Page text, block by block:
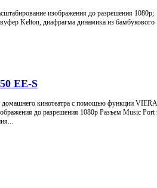
изображения до разрешения 1080p;
Kelton, диафрагма динамика из бамбукового
EE-S
домашнего кинотеатра с помощью функции VIERA
до разрешения 1080р Разъем Music Port